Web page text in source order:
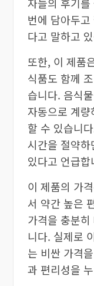
번에 담아두
다고 말하고
또한, 이 제품
식품도 함께
습니다. 음식
자동으로 계
할 수 있습니
시간을 절약
있다고 언급합
이 제품의 가
서 약간 높은
가격을 충분
니다. 실제로
는 비싼 가격
과 편리성을